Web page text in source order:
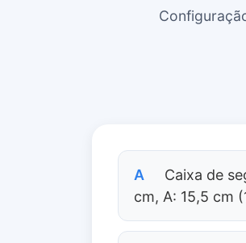
A
Caixa de
cm, A: 15,5 cm